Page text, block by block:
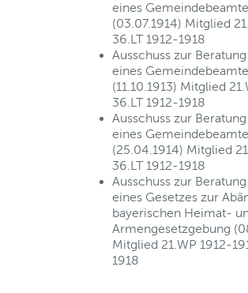
eines
(03.07.1914) Mitglied
36.LT 1912-1918
Ausschuss zur
eines
(11.10.1913) Mitglied
36.LT 1912-1918
Ausschuss zur
eines
(25.04.1914) Mitglied
36.LT 1912-1918
Ausschuss zur
eines Gesetzes zur
bayerischen Heimat-
Armengesetzgebung
Mitglied 21.WP 1912-
1918